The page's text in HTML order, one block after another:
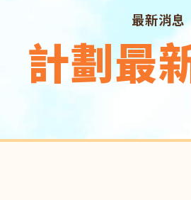
最新消息
計劃最